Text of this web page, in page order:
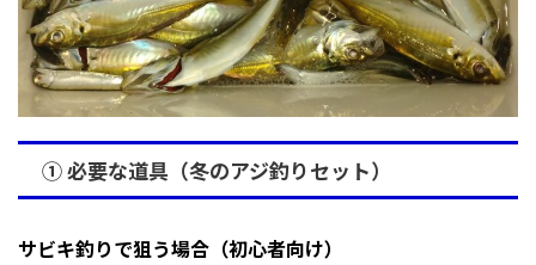
① 必要な道具（冬のアジ釣りセット）
サビキ釣りで狙う場合（初心者向け）